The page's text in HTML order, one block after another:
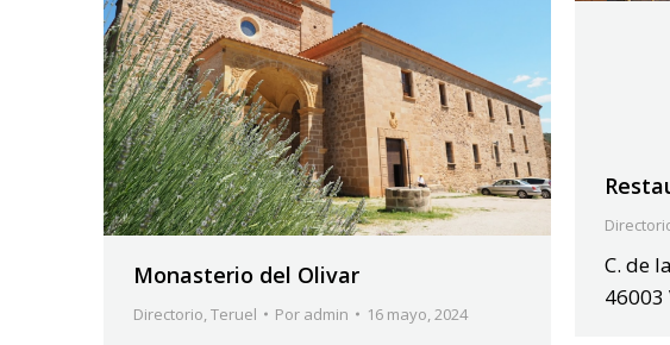
C. de
46003
Monasterio del Olivar
Directorio Teruel Por admin 16 mayo, 2024